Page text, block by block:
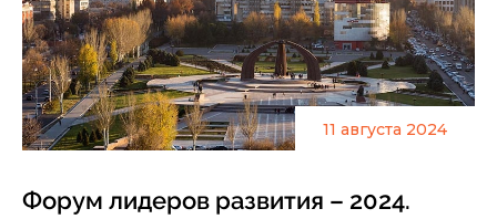
11 августа 2024
Форум лидеров развития – 2024.